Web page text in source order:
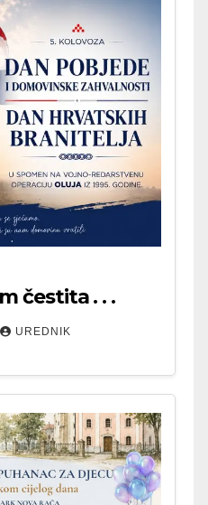
čestita . . .
UREDNIK